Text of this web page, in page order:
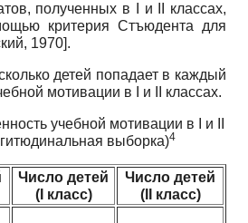
полученных в I и II классах,
критерия Стъюдента для
1970].
детей попадает в каждый
мотивации в I и II классах.
учебной мотивации в I и II
выборка)4
Число детей
(I класс)
Число детей
(II класс)